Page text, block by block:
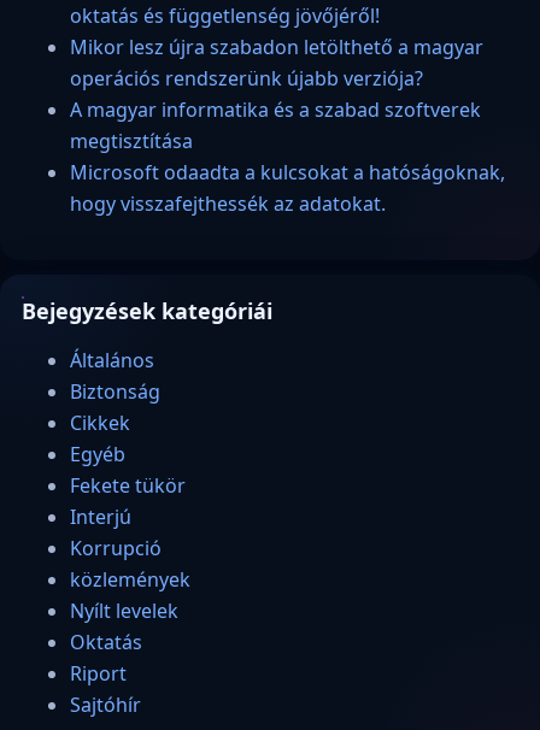
oktatás és függetlenség jövőjéről!
Mikor lesz újra szabadon letölthető a magyar
operációs rendszerünk újabb verziója?
A magyar informatika és a szabad szoftverek
megtisztítása
Microsoft odaadta a kulcsokat a hatóságoknak,
hogy visszafejthessék az adatokat.
Bejegyzések kategóriái
Általános
Biztonság
Cikkek
Egyéb
Fekete tükör
Interjú
Korrupció
közlemények
Nyílt levelek
Oktatás
Riport
Sajtóhír